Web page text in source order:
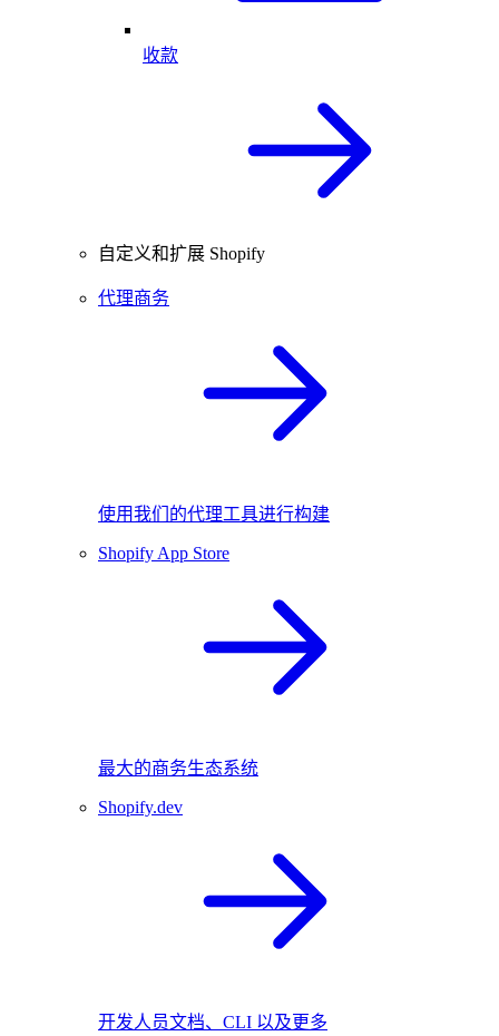
收款
自定义和扩展 Shopify
代理商务
使用我们的代理工具进行构建
Shopify App Store
最大的商务生态系统
Shopify.dev
开发人员文档、CLI 以及更多